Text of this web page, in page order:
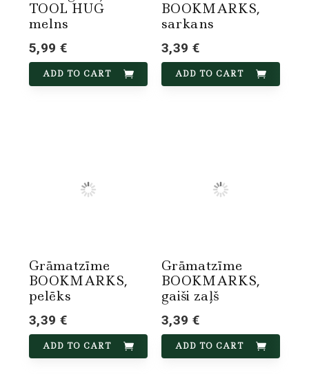
TOOL HUG
melns
5,99 €
ADD TO CART
BOOKMARKS,
sarkans
3,39 €
ADD TO CART
Grāmatzīme
BOOKMARKS,
pelēks
3,39 €
ADD TO CART
Grāmatzīme
BOOKMARKS,
gaiši zaļš
3,39 €
ADD TO CART